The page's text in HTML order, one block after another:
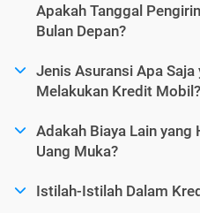
Apakah Tanggal
Bulan Depan?
Jenis Asuransi Apa
Melakukan Kredit Mobil?
Adakah Biaya Lain yang
Uang Muka?
Istilah-Istilah Dalam